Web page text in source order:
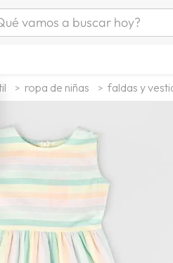
vamos a buscar hoy?
. zapatillas mujer
4 moda
6. tv
. laptop
terrex
ropa de niñas faldas y